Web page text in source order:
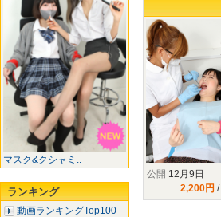
マスク&クシャミ..
ランキング
動画ランキングTop100
公開 12月9日
2,200円 /